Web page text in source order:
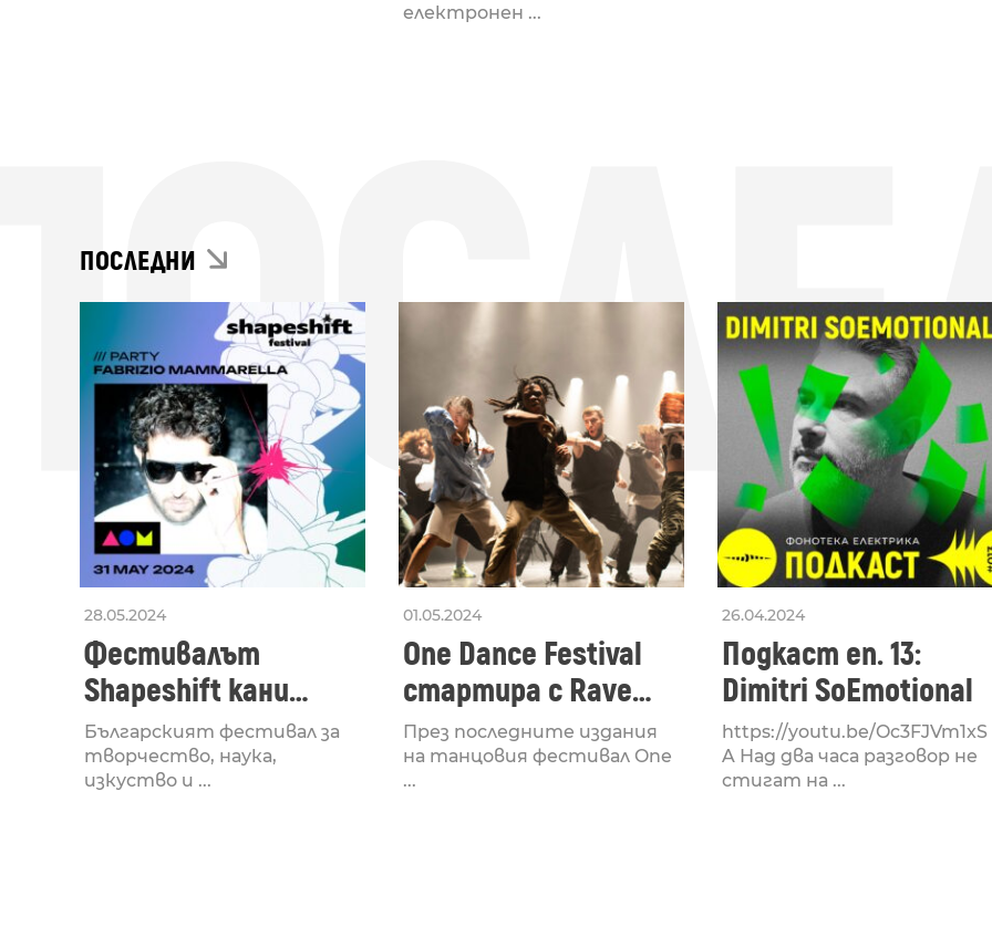
електронен ...
ПОСЛЕДНИ
28.05.2024
Фестивалът
Shapeshift кани
Fabrizio Mammarella
за откриването си
Българският фестивал за
творчество, наука,
изкуство и ...
01.05.2024
One Dance Festival
стартира с Rave
Lucid, посветен на
рейв културата
През последните издания
на танцовия фестивал One
...
26.04.2024
Подкаст еп. 13:
Dimitri SoEmotional
https://youtu.be/Oc3FJVm1xS
A Над два часа разговор не
стигат на ...